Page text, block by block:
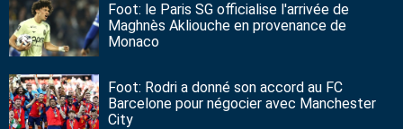
Foot: le Paris SG officialise l'arrivée de
Maghnès Akliouche en provenance de
Monaco
Foot: Rodri a donné son accord au FC
Barcelone pour négocier avec Manchester
City